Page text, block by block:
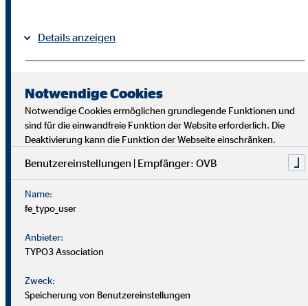
Du musst kein Finanzprofi sein – unsere Ausbildung bereitet
dich umfassend vor. Uniabsolvent*innen wenden bei uns ihr
Wissen praktisch an. Nach einer Job-Pause kannst du flexibel
einsteigen, und Finanzprofis finden bei uns neue Chancen.
Details anzeigen
Notwendige Cookies
Notwendige Cookies ermöglichen grundlegende Funktionen und
sind für die einwandfreie Funktion der Website erforderlich. Die
Deaktivierung kann die Funktion der Webseite einschränken.
Benutzereinstellungen | Empfänger: OVB
Name:
fe_typo_user
Anbieter:
TYPO3 Association
Zweck:
Speicherung von Benutzereinstellungen